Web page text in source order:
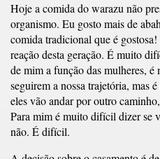
Hoje a comida do warazu não
organismo. Eu gosto mais de
comida tradicional que é
reação desta geração. É muito
de mim a função das mulheres, é
seguirem a nossa trajetória, mas
eles vão andar por outro
Para mim é muito difícil dizer se
não. É difícil.